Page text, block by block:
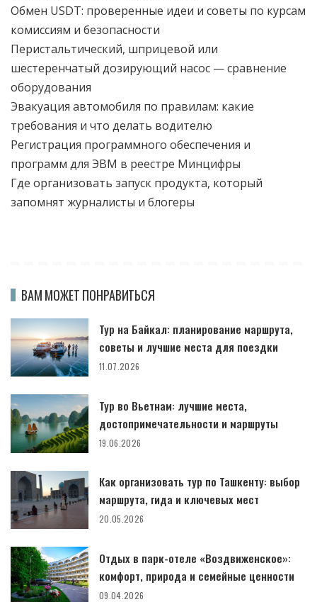
Обмен USDT: проверенные идеи и советы по курсам
комиссиям и безопасности
Перистальтический, шприцевой или
шестеренчатый дозирующий насос — сравнение
оборудования
Эвакуация автомобиля по правилам: какие
требования и что делать водителю
Регистрация программного обеспечения и
программ для ЭВМ в реестре Минцифры
Где организовать запуск продукта, который
запомнят журналисты и блогеры
ВАМ МОЖЕТ ПОНРАВИТЬСЯ
Тур на Байкал: планирование маршрута,
советы и лучшие места для поездки
11.07.2026
Тур во Вьетнам: лучшие места,
достопримечательности и маршруты
19.06.2026
Как организовать тур по Ташкенту: выбор
маршрута, гида и ключевых мест
20.05.2026
Отдых в парк-отеле «Воздвиженское»:
комфорт, природа и семейные ценности
09.04.2026